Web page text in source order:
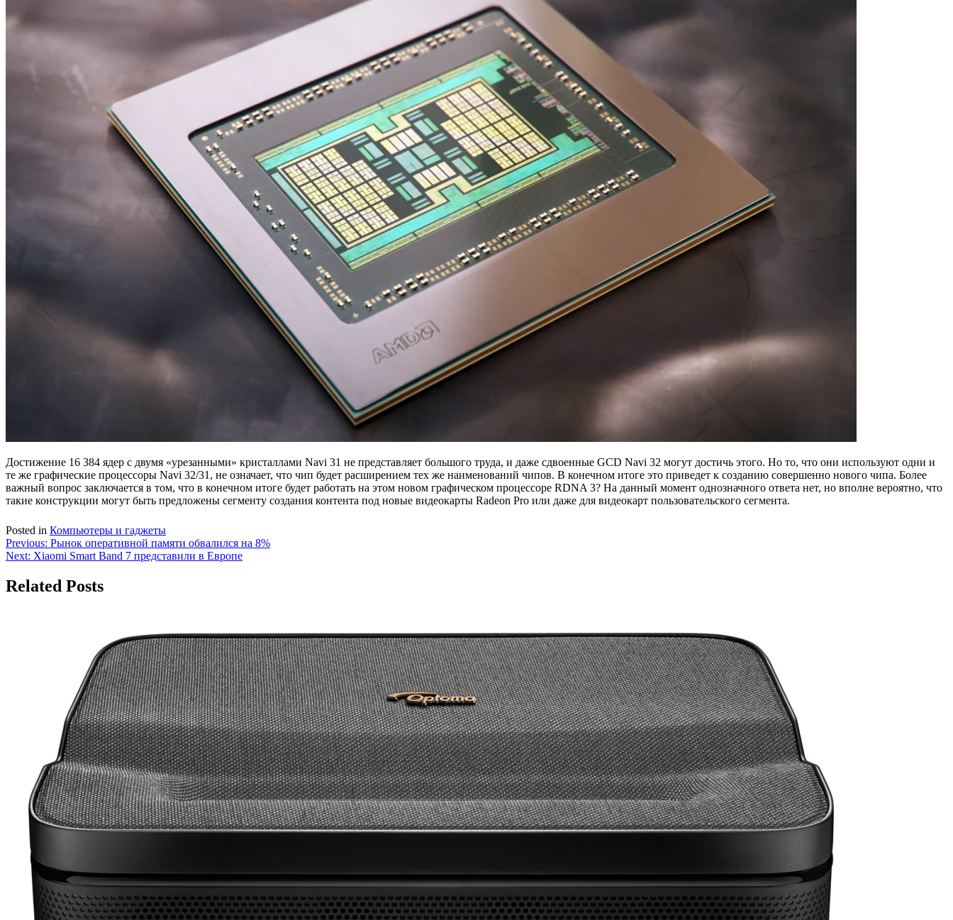
Достижение 16 384 ядер с двумя «урезанными» кристаллами Navi 31 не представляет большого труда, и даже сдвоенные GCD Navi 32 могут достичь этого. Но то, что они используют одни и
те же графические процессоры Navi 32/31, не означает, что чип будет расширением тех же наименований чипов. В конечном итоге это приведет к созданию совершенно нового чипа. Более
важный вопрос заключается в том, что в конечном итоге будет работать на этом новом графическом процессоре RDNA 3? На данный момент однозначного ответа нет, но вполне вероятно, что
такие конструкции могут быть предложены сегменту создания контента под новые видеокарты Radeon Pro или даже для видеокарт пользовательского сегмента.
Posted in Компьютеры и гаджеты
Навигация
по
записям
Previous: Рынок оперативной памяти обвалился на 8%
Next: Xiaomi Smart Band 7 представили в Европе
Related Posts